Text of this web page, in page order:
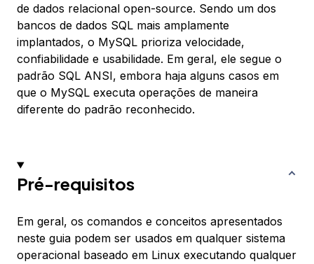
de dados relacional open-source. Sendo um dos
bancos de dados SQL mais amplamente
implantados, o MySQL prioriza velocidade,
confiabilidade e usabilidade. Em geral, ele segue o
padrão SQL ANSI, embora haja alguns casos em
que o MySQL executa operações de maneira
diferente do padrão reconhecido.
Pré-requisitos
Em geral, os comandos e conceitos apresentados
neste guia podem ser usados em qualquer sistema
operacional baseado em Linux executando qualquer